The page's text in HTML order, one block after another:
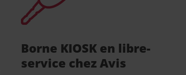
Borne KIOSK en libre-
service chez Avis